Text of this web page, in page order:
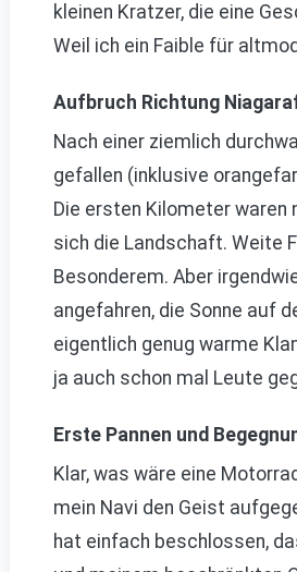
kleinen Kratzer, die eine
Weil ich ein Faible für
Aufbruch Richtung
Nach einer ziemlich
gefallen (inklusive
Die ersten Kilometer waren
sich die Landschaft. Weite
Besonderem. Aber
angefahren, die Sonne auf
eigentlich genug warme
ja auch schon mal Leute
Erste Pannen und
Klar, was wäre eine
mein Navi den Geist
hat einfach beschlossen,